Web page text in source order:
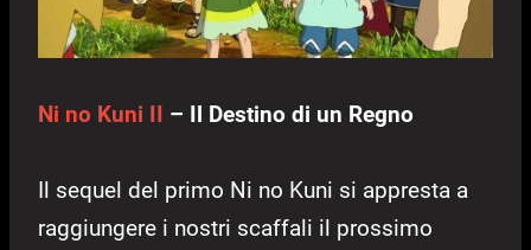
Ni no Kuni II – Il Destino di un Regno
Il sequel del primo Ni no Kuni si appresta a
raggiungere i nostri scaffali il prossimo